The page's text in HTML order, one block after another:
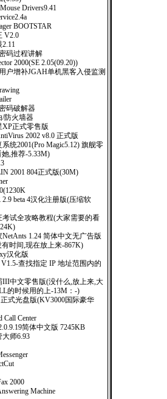
Drivers9.41
BOOTSTAR
V2.0
2.11
码过程讲解
2000(SE 2.05(09.20))
户增补JGAH单机黑客入侵监测
码破解器
/防火墙器
XP正式零售版
2002 v8.0 正式版
统2001(Pro Magic5.12) 旗舰零
,推荐-5.33M)
2001 804正式版(30M)
2.9 beta 4汉化注册版(压缩软
考试全攻略教程(大家需要的看
NetAnts 1.24 简体中文无广告版
时间,现在放上来-867K)
汉化版
V1.5-查找指定 IP 地址范围内的
III中文零售版(没什么,放上来,大
的时候用的上-13M：-)
式光盘版(KV3000国际豪华
Call Center
简体中文版 7245KB
师6.93
2000
Machine